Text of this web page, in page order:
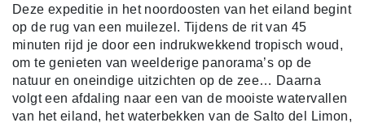
Deze expeditie in het noordoosten van het eiland begint
op de rug van een muilezel. Tijdens de rit van 45
minuten rijd je door een indrukwekkend tropisch woud,
om te genieten van weelderige panorama’s op de
natuur en oneindige uitzichten op de zee… Daarna
volgt een afdaling naar een van de mooiste watervallen
van het eiland, het waterbekken van de Salto del Limon,